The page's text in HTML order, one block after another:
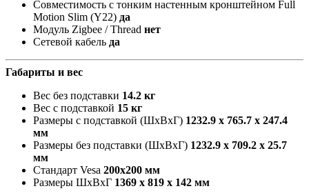
Совместимость с тонким настенным кронштейном Full
Motion Slim (Y22) да
Модуль Zigbee / Thread нет
Сетевой кабель да
Габариты и вес
Вес без подставки 14.2 кг
Вес с подставкой 15 кг
Размеры с подставкой (ШxВxГ) 1232.9 x 765.7 x 247.4
мм
Размеры без подставки (ШxВxГ) 1232.9 x 709.2 x 25.7
мм
Стандарт Vesa 200х200 мм
Размеры ШxВxГ 1369 x 819 x 142 мм